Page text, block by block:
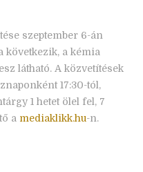
szeptember 6-án
következik, a kémia
látható. A közvetítések
17:30-tól,
1 hetet ölel fel, 7
a mediaklikk.hu-n.